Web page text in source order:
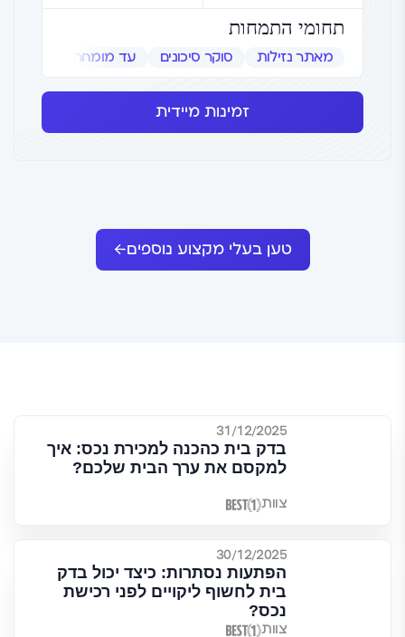
תחומי התמחות
מאתר נזילות סוקר סיכונים עד מומחה
זמינות מיידית
טען בעלי מקצוע נוספים
31/12/2025
בדק בית כהכנה למכירת נכס: איך
למקסם את ערך הבית שלכם?
צוות
30/12/2025
הפתעות נסתרות: כיצד יכול בדק
בית לחשוף ליקויים לפני רכישת
נכס?
צוות